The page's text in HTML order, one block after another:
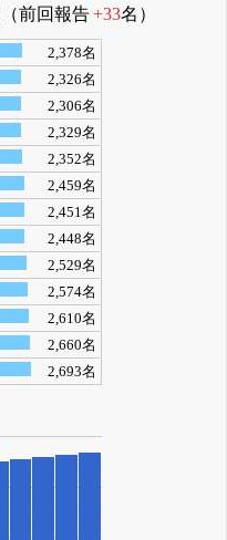
（前回報告+33名）
2,378名
2,326名
2,306名
2,329名
2,352名
2,459名
2,451名
2,448名
2,529名
2,574名
2,610名
2,660名
2,693名